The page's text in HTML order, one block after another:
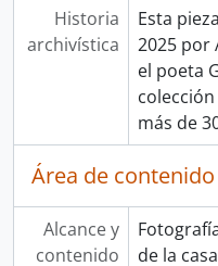
Historia
archivística
Esta
2025 por
el poeta
más de
Área de
Alcance y
contenido
de la